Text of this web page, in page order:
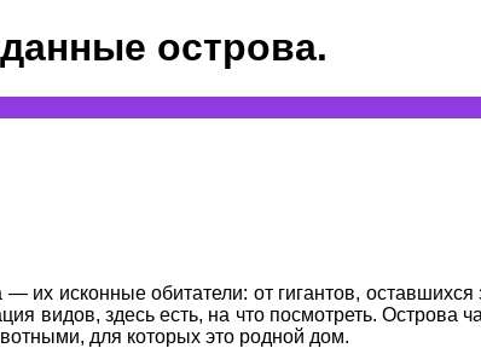
острова.
— их исконные обитатели: от гигантов,
видов, здесь есть, на что посмотреть.
для которых это родной дом.